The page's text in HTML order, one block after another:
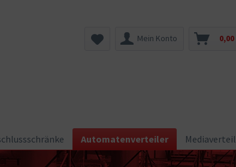
Mein Konto
Automatenverteiler